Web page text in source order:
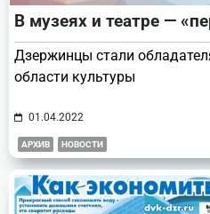
В музеях и театре —
Дзержинцы стали
области культуры
01.04.2022
АРХИВ НОВОСТИ